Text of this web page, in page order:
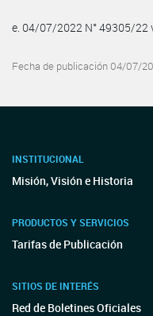
e. 04/07/2022 N° 49305/22
Fecha de publicación 04/07/
INSTITUCIONAL
Misión, Visión e Historia
PRODUCTOS Y SERVICIOS
Tarifas de Publicación
SITIOS DE INTERÉS
Red de Boletines Oficiales